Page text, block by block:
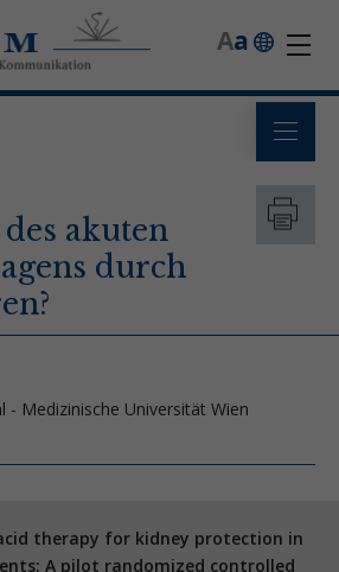
a
A
akuten
durch
- Medizinische Universität Wien
therapy for kidney protection in
A pilot randomized controlled